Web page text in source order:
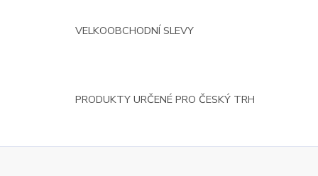
VELKOOBCHODNÍ SLEVY
PRODUKTY URČENÉ PRO ČESKÝ TRH